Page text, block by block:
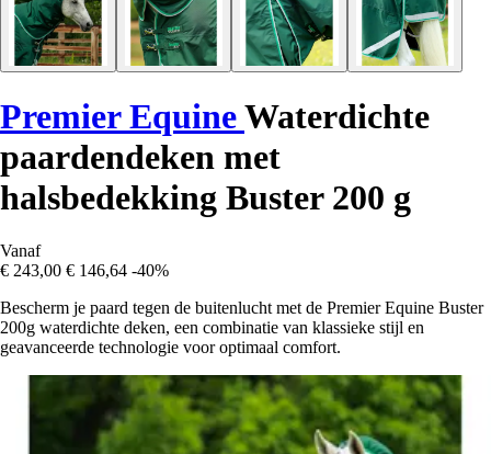
Premier EquineWaterdichte
paardendeken met
halsbedekking Buster 200 g
Vanaf
€ 243,00 € 146,64 -40%
Bescherm je paard tegen de buitenlucht met de Premier Equine Buster
200g waterdichte deken, een combinatie van klassieke stijl en
geavanceerde technologie voor optimaal comfort.